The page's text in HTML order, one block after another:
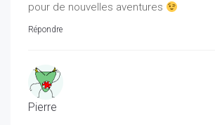
pour de nouvelles aventures
Répondre
Pierre